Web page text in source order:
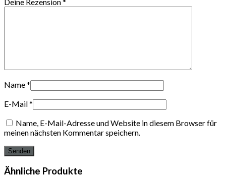
Name*
E-Mail*
Name, E-Mail-Adresse und Website in diesem Browser für
meinen nächsten Kommentar speichern.
Ähnliche Produkte